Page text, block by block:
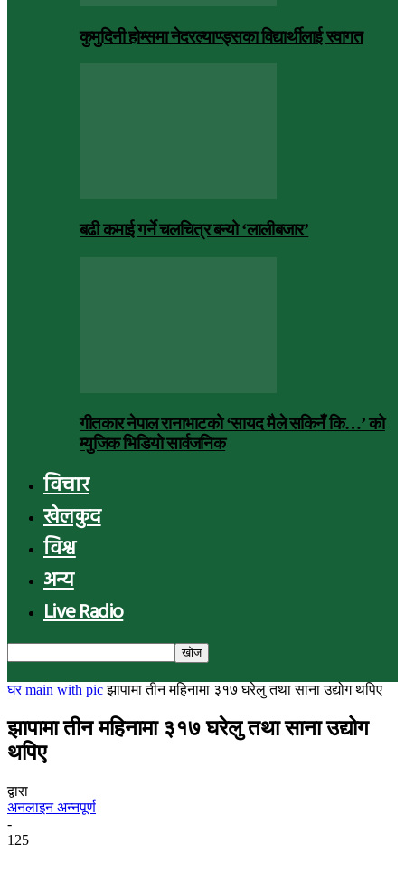
कुमुदिनी होम्समा नेदरल्याण्ड्सका विद्यार्थीलाई स्वागत
बढी कमाई गर्ने चलचित्र बन्यो ‘लालीबजार’
गीतकार नेपाल रानाभाटको ‘सायद मैले सकिनँ कि…’ को
म्युजिक भिडियो सार्वजनिक
विचार
खेलकुद
विश्व
अन्य
Live Radio
घर main with pic झापामा तीन महिनामा ३१७ घरेलु तथा साना उद्योग थपिए
झापामा तीन महिनामा ३१७ घरेलु तथा साना उद्योग
थपिए
द्वारा
अनलाइन अन्नपूर्ण
-
125